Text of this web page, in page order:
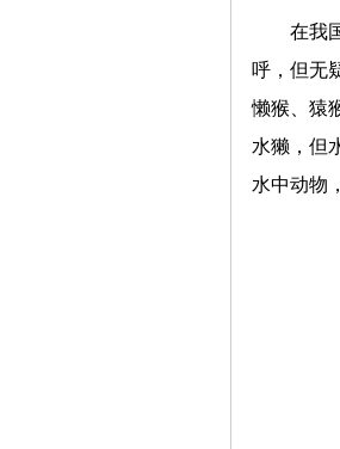
在我
呼，但无
懒猴、猿
水獭，但
水中动物